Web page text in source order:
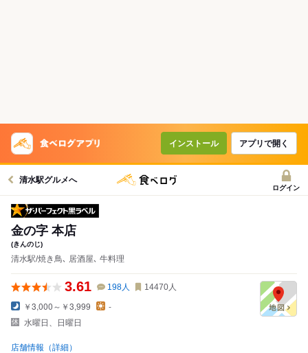
インストール アプリで開く
清水駅グルメへ
ログイン
金の字 本店
(きんのじ)
清水駅/焼き鳥､ 居酒屋､ 牛料理
3.61 198人 14470人
￥3,000～￥3,999
-
水曜日、日曜日
店舗情報（詳細）